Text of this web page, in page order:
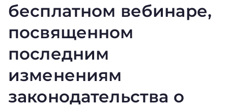
бесплатном вебинаре,
посвященном
последним
изменениям
законодательства о